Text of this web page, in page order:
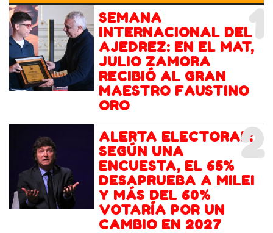
1
SEMANA
INTERNACIONAL DEL
AJEDREZ: EN EL MAT,
JULIO ZAMORA
RECIBIÓ AL GRAN
MAESTRO FAUSTINO
ORO
2
ALERTA ELECTORAL:
SEGÚN UNA
ENCUESTA, EL 65%
DESAPRUEBA A MILEI
Y MÁS DEL 60%
VOTARÍA POR UN
CAMBIO EN 2027